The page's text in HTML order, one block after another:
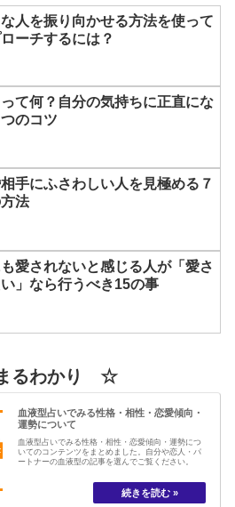
人を振り向かせる方法を使って
ーチするには？
て何？自分の気持ちに正直にな
のコツ
手にふさわしい人を見極める７
法
愛されないと感じる人が「愛さ
」なら行うべき15の事
るわかり ☆
血液型占いでみる性格・相性・恋愛傾向・
運勢について
血液型占いでみる性格・相性・恋愛傾向・運勢につ
いてのコンテンツをまとめました。自分や恋人・パ
ートナーの血液型の記事を選んでご覧ください。